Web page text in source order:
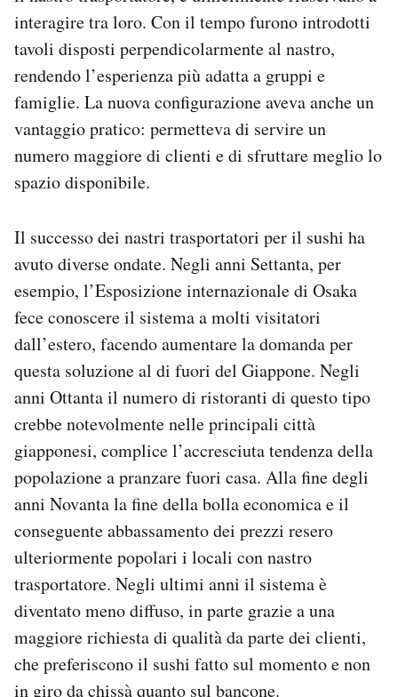
interagire tra loro. Con il tempo furono introdotti
tavoli disposti perpendicolarmente al nastro,
rendendo l’esperienza più adatta a gruppi e
famiglie. La nuova configurazione aveva anche un
vantaggio pratico: permetteva di servire un
numero maggiore di clienti e di sfruttare meglio lo
spazio disponibile.
Il successo dei nastri trasportatori per il sushi ha
avuto diverse ondate. Negli anni Settanta, per
esempio, l’Esposizione internazionale di Osaka
fece conoscere il sistema a molti visitatori
dall’estero, facendo aumentare la domanda per
questa soluzione al di fuori del Giappone. Negli
anni Ottanta il numero di ristoranti di questo tipo
crebbe notevolmente nelle principali città
giapponesi, complice l’accresciuta tendenza della
popolazione a pranzare fuori casa. Alla fine degli
anni Novanta la fine della bolla economica e il
conseguente abbassamento dei prezzi resero
ulteriormente popolari i locali con nastro
trasportatore. Negli ultimi anni il sistema è
diventato meno diffuso, in parte grazie a una
maggiore richiesta di qualità da parte dei clienti,
che preferiscono il sushi fatto sul momento e non
in giro da chissà quanto sul bancone.